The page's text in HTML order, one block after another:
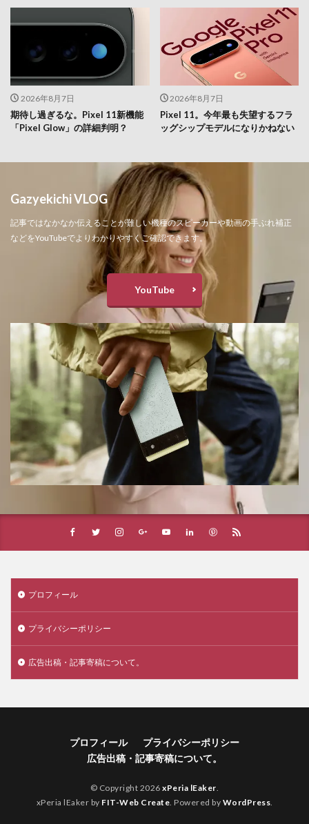
2026年8月7日
期待し過ぎるな。Pixel 11新機能
「Pixel Glow」の詳細判明？
2026年8月7日
Pixel 11。今年最も失望するフラ
ッグシップモデルになりかねない
Gazyekichi VLOG
記事ではなかなか伝えることが難しい機種のスピーカーや動画の手ぶれ補正
などをYouTubeでよりわかりやすくご確認できます。
YouTube
プロフィール
プライバシーポリシー
広告出稿・記事寄稿について。
プロフィール
プライバシーポリシー
広告出稿・記事寄稿について。
© Copyright 2026xPeria lEaker.
xPeria lEaker by FIT-Web Create. Powered by WordPress.